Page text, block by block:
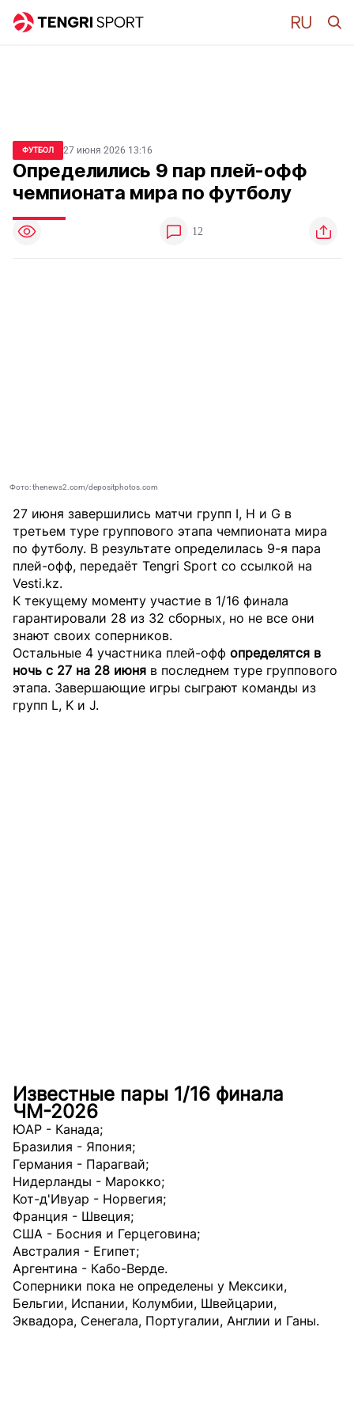
ФУТБОЛ 27 июня 2026 13:16
Определились 9 пар плей-офф
чемпионата мира по футболу
12
Фото: thenews2.com/depositphotos.com
27 июня завершились матчи групп I, H и G в
третьем туре группового этапа чемпионата мира
по футболу. В результате определилась 9-я пара
плей-офф, передаёт Tengri Sport со ссылкой на
Vesti.kz.
К текущему моменту участие в 1/16 финала
гарантировали 28 из 32 сборных, но не все они
знают своих соперников.
Остальные 4 участника плей-офф определятся в
ночь с 27 на 28 июня в последнем туре группового
этапа. Завершающие игры сыграют команды из
групп L, K и J.
Известные пары 1/16 финала
ЧМ-2026
ЮАР - Канада;
Бразилия - Япония;
Германия - Парагвай;
Нидерланды - Марокко;
Кот-д'Ивуар - Норвегия;
Франция - Швеция;
США - Босния и Герцеговина;
Австралия - Египет;
Аргентина - Кабо-Верде.
Соперники пока не определены у Мексики,
Бельгии, Испании, Колумбии, Швейцарии,
Эквадора, Сенегала, Португалии, Англии и Ганы.